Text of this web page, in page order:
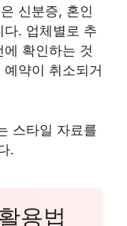
신분증, 혼인
. 업체별로 추
확인하는 것
약이 취소되거
스타일 자료를
.
용법